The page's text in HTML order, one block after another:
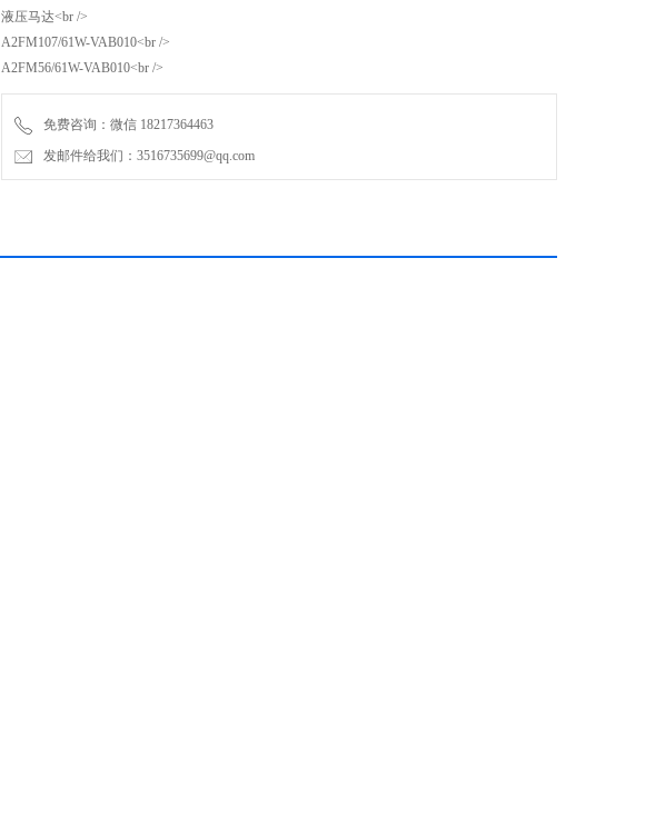
液压马达<br />
A2FM107/61W-VAB010<br />
A2FM56/61W-VAB010<br />
A2FM80/61W-PAB010<br />
免费咨询：微信 18217364463
发邮件给我们：3516735699@qq.com